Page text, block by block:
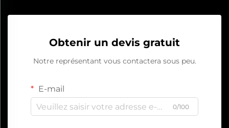
Obtenir un devis gratuit
Notre représentant vous contactera sous peu.
E-mail
0/100